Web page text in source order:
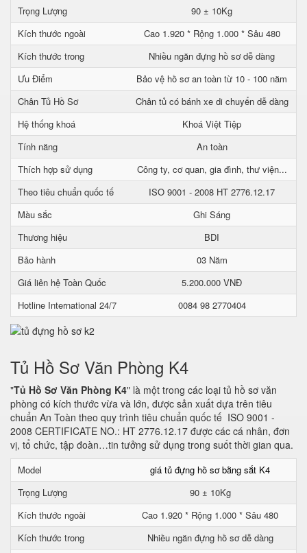
Trọng Lượng
90 ± 10Kg
Kích thước ngoài
Cao 1.920 * Rộng 1.000 * Sâu 480
Kích thước trong
Nhiều ngăn đựng hồ sơ dễ dàng
Ưu Điểm
Bảo vệ hồ sơ an toàn từ 10 - 100 năm
Chân Tủ Hồ Sơ
Chân tủ có bánh xe di chuyển dễ dàng
Hệ thống khoá
Khoá Việt Tiệp
Tính năng
An toàn
Thích hợp sử dụng
Công ty, cơ quan, gia đình, thư viện...
Theo tiêu chuẩn quốc tế
ISO 9001 - 2008 HT 2776.12.17
Màu sắc
Ghi Sáng
Thương hiệu
BDI
Bảo hành
03 Năm
Giá liên hệ Toàn Quốc
5.200.000 VNĐ
Hotline International 24/7
0084 98 2770404
Tủ Hồ Sơ Văn Phòng K4
"Tủ Hồ Sơ Văn Phòng K4" là một trong các loại tủ hồ sơ văn
phòng có kích thước vừa và lớn, được sản xuất dựa trên tiêu
chuẩn An Toàn theo quy trình tiêu chuẩn quốc tế ISO 9001 -
2008 CERTIFICATE NO.: HT 2776.12.17 được các cá nhân, đơn
vị, tổ chức, tập đoàn…tin tưởng sử dụng trong suốt thời gian qua.
Model
giá tủ đựng hồ sơ bằng sắt K4
Trọng Lượng
90 ± 10Kg
Kích thước ngoài
Cao 1.920 * Rộng 1.000 * Sâu 480
Kích thước trong
Nhiều ngăn đựng hồ sơ dễ dàng